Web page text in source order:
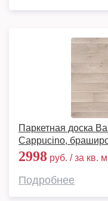
Паркетная доска
Cappucino,
2998 руб. / за кв.
Подробнее